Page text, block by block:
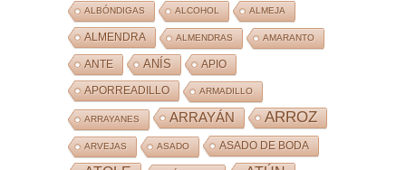
ALBÓNDIGAS ALCOHOL ALMEJA
ALMENDRA ALMENDRAS AMARANTO
ANTE ANÍS APIO
APORREADILLO ARMADILLO
ARRAYANES ARRAYÁN ARROZ
ARVEJAS ASADO ASADO DE BODA